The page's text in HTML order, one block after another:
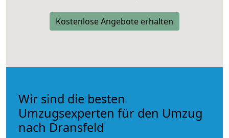
Kostenlose Angebote erhalten
Wir sind die besten
Umzugsexperten für den Umzug
nach Dransfeld